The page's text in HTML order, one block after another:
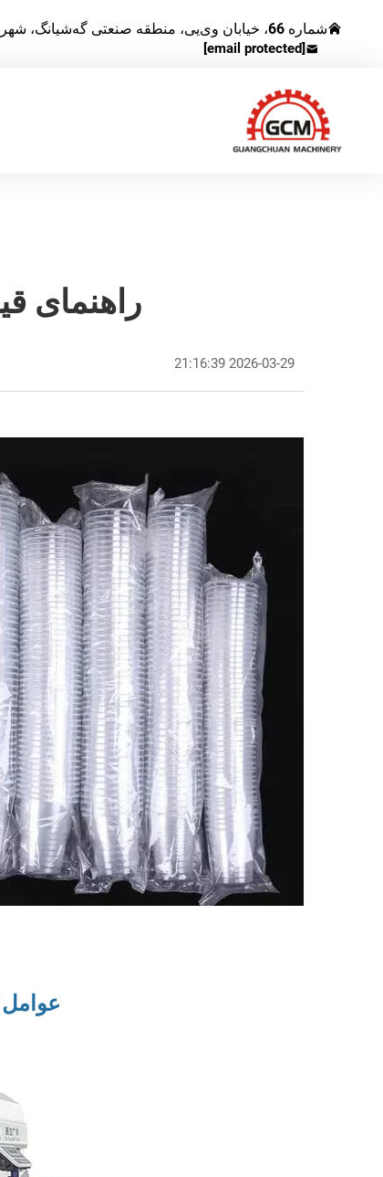
شماره 66، خیابان وی‌یی، منطقه صنعتی گه‌شیانگ، شهر روآیان، استان چجیانگ، چین
[email protected]
راهنمای
2026-03-29 21:16:39
عوامل